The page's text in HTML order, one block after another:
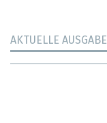
AKTUELLE AUSGABE